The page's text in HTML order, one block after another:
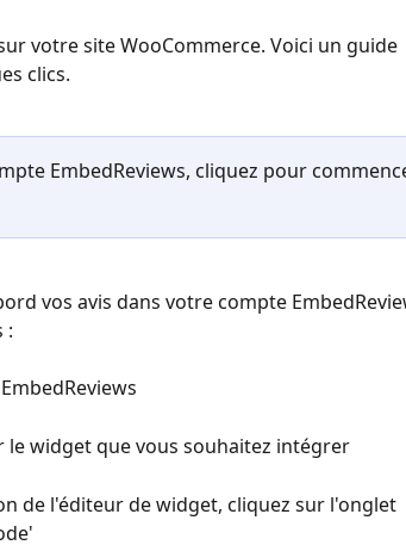
votre site WooCommerce. Voici un guide
clics.
EmbedReviews, cliquez pour
vos avis dans votre compte
:
le widget que vous souhaitez intégrer
de l'éditeur de widget, cliquez sur l'onglet